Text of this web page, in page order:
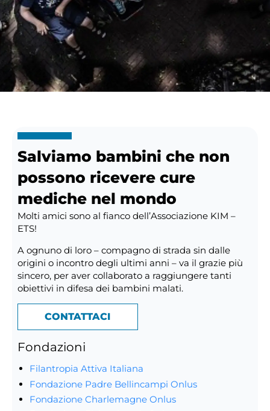
Salviamo bambini che non
possono ricevere cure
mediche nel mondo
Molti amici sono al fianco dell’Associazione KIM –
ETS!
A ognuno di loro – compagno di strada sin dalle
origini o incontro degli ultimi anni – va il grazie più
sincero, per aver collaborato a raggiungere tanti
obiettivi in difesa dei bambini malati.
CONTATTACI
Fondazioni
Filantropia Attiva Italiana
Fondazione Padre Bellincampi Onlus
Fondazione Charlemagne Onlus